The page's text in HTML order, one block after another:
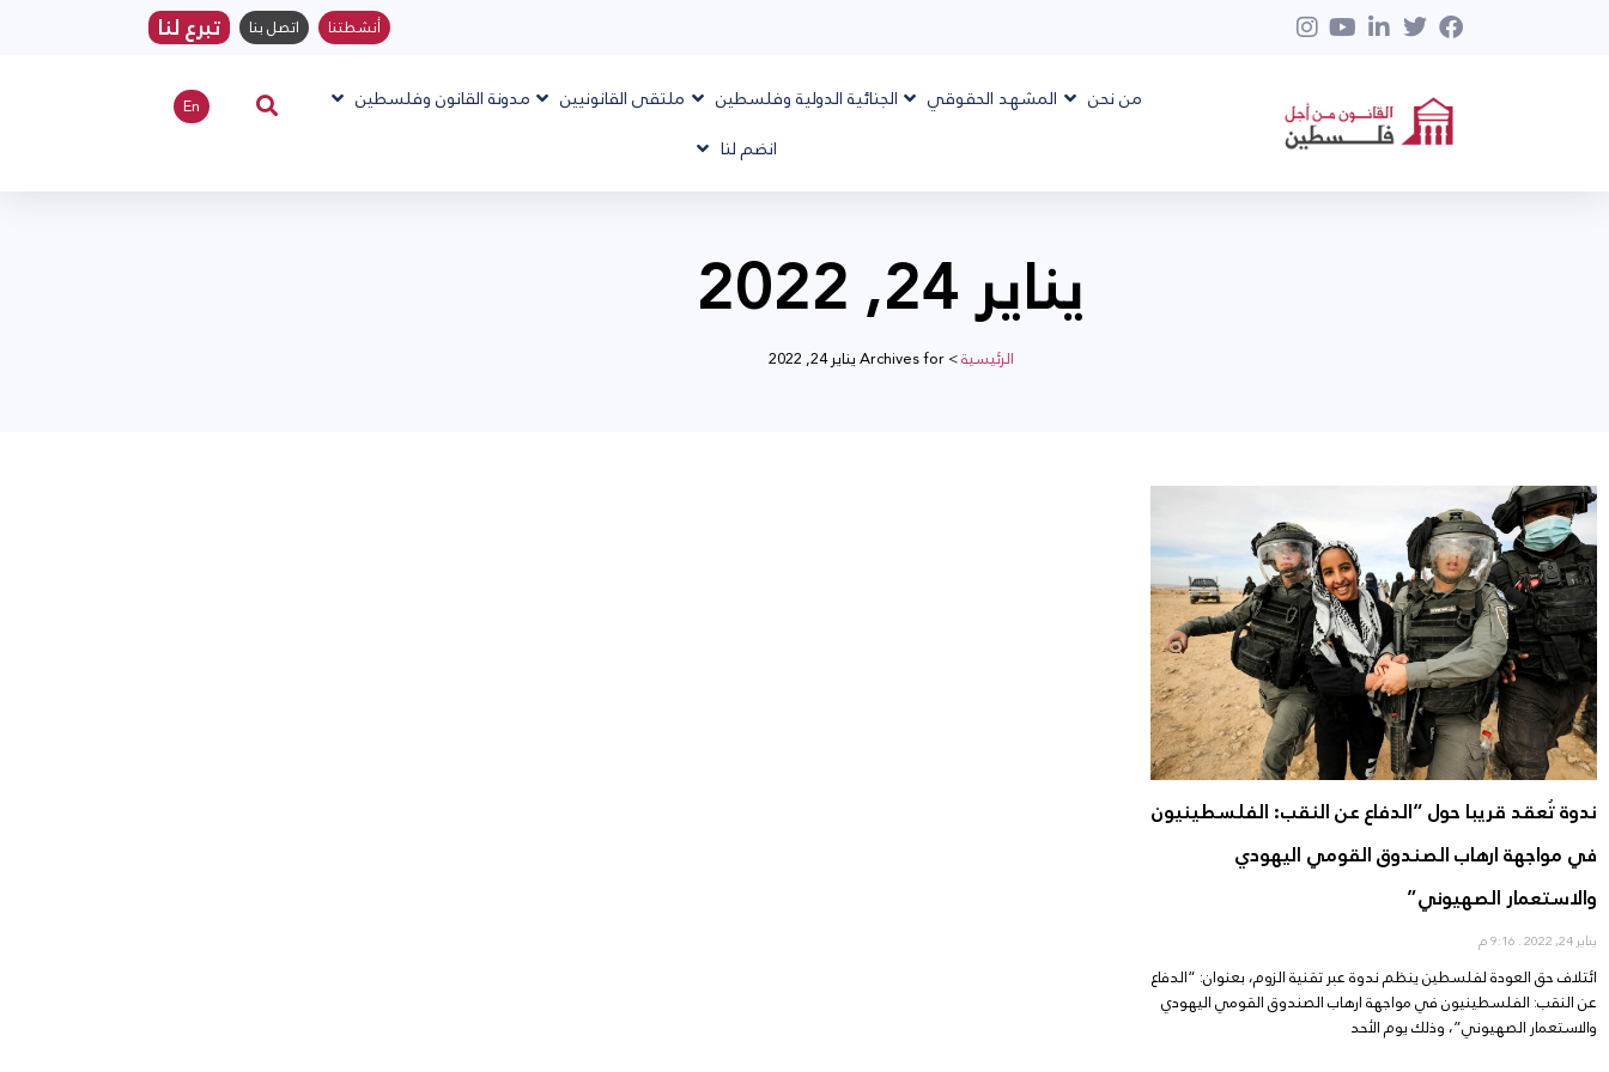
أنشطتنا اتصل بنا تبرع لنا
من نحن المشهد الحقوقي الجنائية الدولية وفلسطين ملتقى القانونيين مدونة القانون وفلسطين
انضم لنا
En
يناير 24, 2022
الرئيسية>Archives for يناير 24, 2022
ندوة تُعقد قريبا حول “الدفاع عن النقب: الفلسطينيون
في مواجهة ارهاب الصندوق القومي اليهودي
والاستعمار الصهيوني”
يناير 24, 2022
ائتلاف حق العودة لفلسطين ينظم ندوة عبر تقنية الزوم، بعنوان: “الدفاع
عن النقب: الفلسطينيون في مواجهة ارهاب الصندوق القومي اليهودي
والاستعمار الصهيوني”، وذلك يوم الأحد